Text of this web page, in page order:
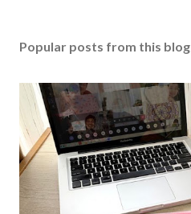
Popular posts from this blog